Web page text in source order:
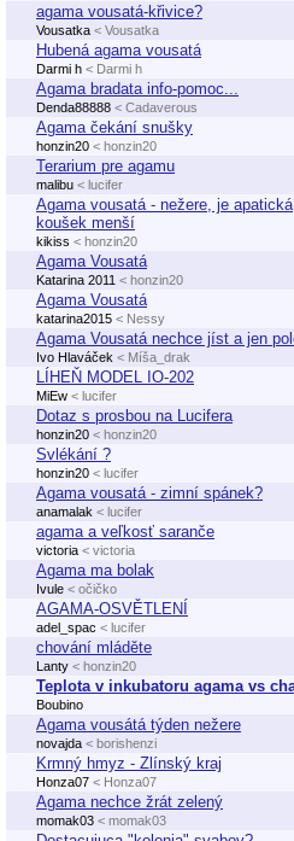
agama vousatá-křivice?
Vousatka < Vousatka
Hubená agama vousatá
Darmi h < Darmi h
Agama bradata info-pomoc...
Denda88888 < Cadaverous
Agama čekání snušky
honzin20 < honzin20
Terarium pre agamu
malibu < lucifer
Agama vousatá - nežere, je
koušek menší
kikiss < honzin20
Agama Vousatá
Katarina 2011 < honzin20
Agama Vousatá
katarina2015 < Nessy
Agama Vousatá nechce jíst a jen
Ivo Hlaváček < Míša_drak
LÍHEŇ MODEL IO-202
MiEw < lucifer
Dotaz s prosbou na Lucifera
honzin20 < honzin20
Svlékání ?
honzin20 < lucifer
Agama vousatá - zimní spánek?
anamalak < lucifer
agama a veľkosť saranče
victoria < victoria
Agama ma bolak
Ivule < očičko
AGAMA-OSVĚTLENÍ
adel_spac < lucifer
chování mláděte
Lanty < honzin20
Teplota v inkubatoru agama vs
Boubino
Agama vousátá týden nežere
novajda < borishenzi
Krmný hmyz - Zlínský kraj
Honza07 < Honza07
Agama nechce žrát zelený
momak03 < momak03